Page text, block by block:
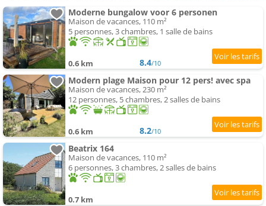
Moderne bungalow voor 6 personen
Maison de vacances, 110 m²
5 personnes, 3 chambres, 1 salle de bains
0.6 km 8.4/10
Modern plage Maison pour 12 pers! avec spa
Maison de vacances, 230 m²
12 personnes, 5 chambres, 2 salles de bains
0.6 km 8.2/10
Beatrix 164
Maison de vacances, 110 m²
6 personnes, 3 chambres, 2 salles de bains
0.7 km